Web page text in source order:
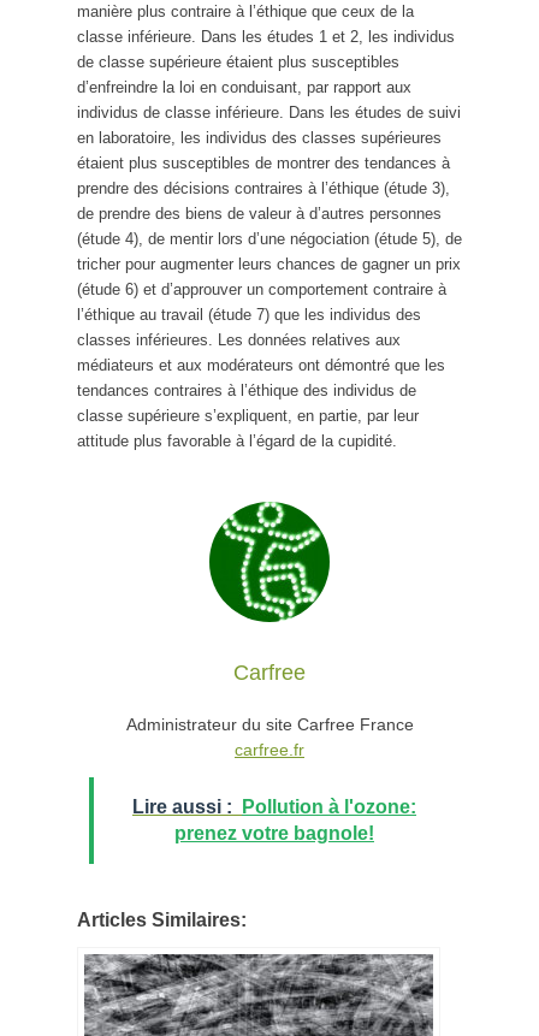
manière plus contraire à l’éthique que ceux de la
classe inférieure. Dans les études 1 et 2, les individus
de classe supérieure étaient plus susceptibles
d’enfreindre la loi en conduisant, par rapport aux
individus de classe inférieure. Dans les études de suivi
en laboratoire, les individus des classes supérieures
étaient plus susceptibles de montrer des tendances à
prendre des décisions contraires à l’éthique (étude 3),
de prendre des biens de valeur à d’autres personnes
(étude 4), de mentir lors d’une négociation (étude 5), de
tricher pour augmenter leurs chances de gagner un prix
(étude 6) et d’approuver un comportement contraire à
l’éthique au travail (étude 7) que les individus des
classes inférieures. Les données relatives aux
médiateurs et aux modérateurs ont démontré que les
tendances contraires à l’éthique des individus de
classe supérieure s’expliquent, en partie, par leur
attitude plus favorable à l’égard de la cupidité.
Carfree
Administrateur du site Carfree France
carfree.fr
Lire aussi :
Pollution à l'ozone:
prenez votre bagnole!
Articles Similaires: